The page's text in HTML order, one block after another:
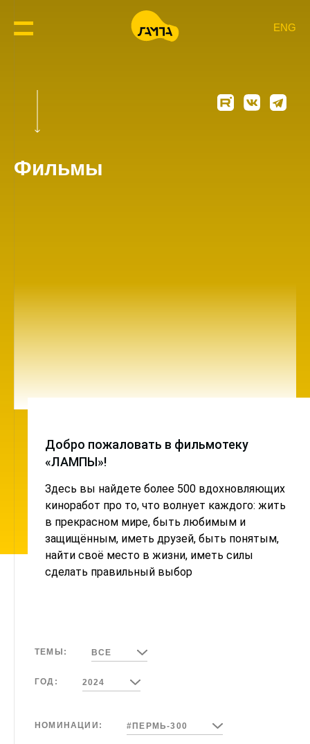
ENG
Фильмы
Добро пожаловать в фильмотеку
«ЛАМПЫ»!
Здесь вы найдете более 500 вдохновляющих
киноработ про то, что волнует каждого: жить
в прекрасном мире, быть любимым и
защищённым, иметь друзей, быть понятым,
найти своё место в жизни, иметь силы
сделать правильный выбор
ТЕМЫ: ВСЕ
ГОД: 2024
НОМИНАЦИИ: #ПЕРМЬ-300